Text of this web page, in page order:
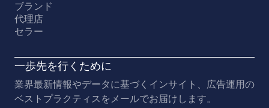
ブランド
代理店
セラー
一歩先を行くために
業界最新情報やデータに基づくインサイト、広告運用の
ベストプラクティスをメールでお届けします。